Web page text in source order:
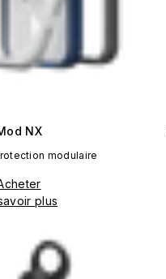
NX
modulaire
plus